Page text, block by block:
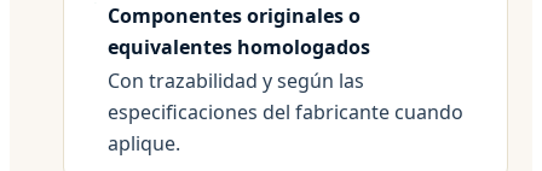
Componentes originales o
equivalentes homologados
Con trazabilidad y según las
especificaciones del fabricante cuando
aplique.